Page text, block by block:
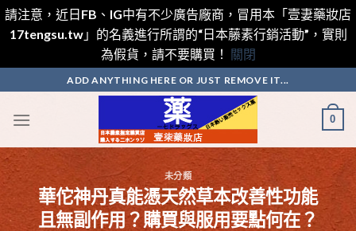
請注意，近日FB、IG中有不少廣告廠商，冒用本「壹妻藥妝店
17tengsu.tw」的名義進行所謂的“日本藤素行銷活動”，實則
為假貨，請不要購買！ 關閉
to
content
ADD ANYTHING HERE OR JUST REMOVE IT...
0
未分類
華佗神丹真能憑天然草本改善性功能
且無副作用？購買與服用要點何在？